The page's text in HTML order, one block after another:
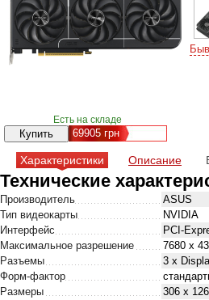
Есть на складе
69905грн
Характеристики Описание
Технические
Производитель
ASUS
Тип видеокарты
NVIDIA
Интерфейс
PCI-
Максимальное разрешение
7680 x
Разъемы
3 x
Форм-фактор
Размеры
306 x